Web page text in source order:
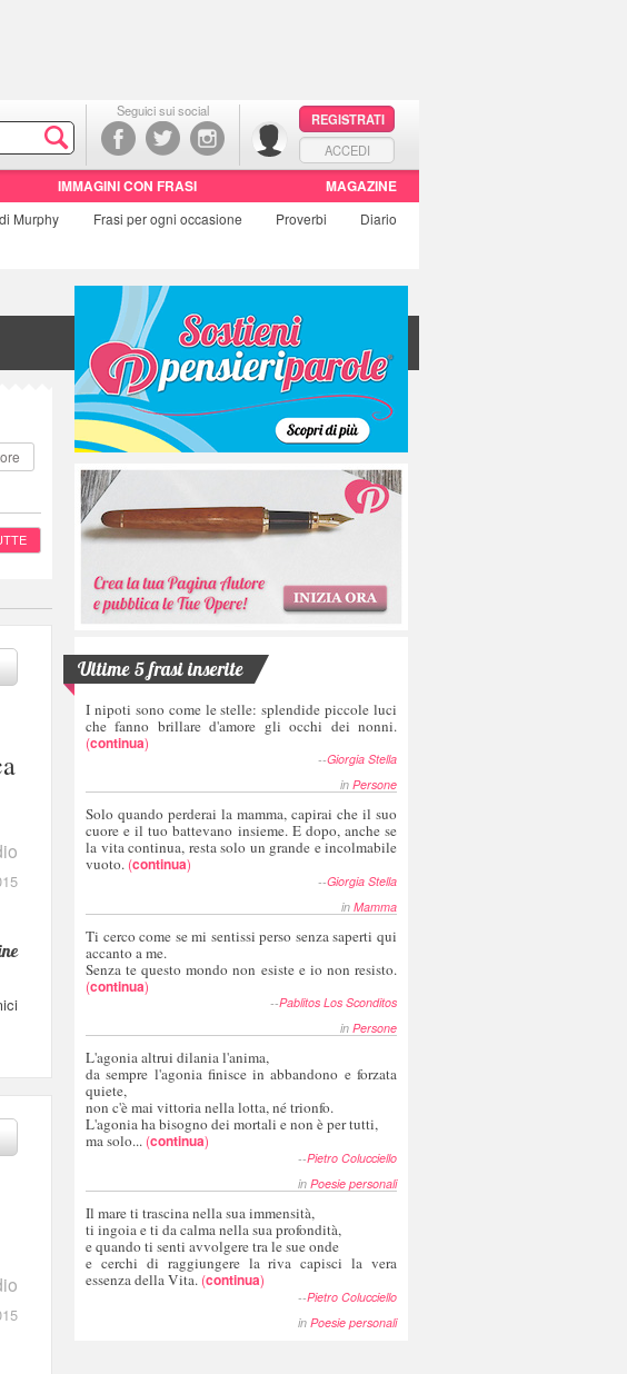
Seguici sui social
REGISTRATI
ACCEDI
IMMAGINI CON FRASI
MAGAZINE
Murphy Frasi per ogni occasione Proverbi
Diario
Ultime 5 frasi inserite
I nipoti sono come le stelle: splendide piccole luci
che fanno brillare d'amore gli occhi dei nonni.
(continua)
--Giorgia Stella
in Persone
Solo quando perderai la mamma, capirai che il suo
cuore e il tuo battevano insieme. E dopo, anche se
la vita continua, resta solo un grande e incolmabile
vuoto. (continua)
--Giorgia Stella
in Mamma
Ti cerco come se mi sentissi perso senza saperti qui
accanto a me.
Senza te questo mondo non esiste e io non resisto.
(continua)
--Pablitos Los Sconditos
in Persone
L'agonia altrui dilania l'anima,
da sempre l'agonia finisce in abbandono e forzata
quiete,
non c'è mai vittoria nella lotta, né trionfo.
L'agonia ha bisogno dei mortali e non è per tutti,
ma solo... (continua)
--Pietro Colucciello
in Poesie personali
Il mare ti trascina nella sua immensità,
ti ingoia e ti da calma nella sua profondità,
e quando ti senti avvolgere tra le sue onde
e cerchi di raggiungere la riva capisci la vera
essenza della Vita. (continua)
--Pietro Colucciello
in Poesie personali